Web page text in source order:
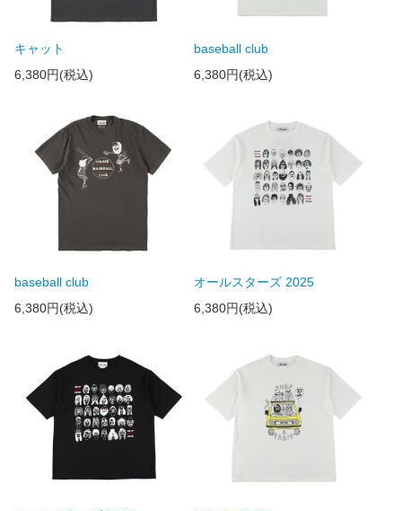
キャット
6,380円(税込)
baseball club
6,380円(税込)
baseball club
6,380円(税込)
オールスターズ 2025
6,380円(税込)